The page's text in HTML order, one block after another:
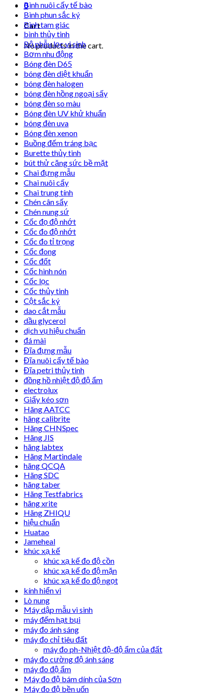
0
Cart
No products in the cart.
Bình nuôi cấy tế bào
Bình phun sắc ký
Bình tam giác
bình thủy tinh
Bộ phễu lọc vi sinh
Bơm nhu động
Bóng đèn D65
bóng đèn diệt khuẩn
bóng đèn halogen
bóng đèn hồng ngoại sấy
bóng đèn so màu
Bóng đèn UV khử khuẩn
bóng đèn uva
Bóng đèn xenon
Buồng đếm tráng bạc
Burette thủy tinh
bút thử căng sức bề mặt
Chai đựng mẫu
Chai nuôi cấy
Chai trung tính
Chén cân sấy
Chén nung sứ
Cốc đọ độ nhớt
Cốc đo độ nhớt
Cốc đo tỉ trọng
Cốc đong
Cốc đốt
Cốc hình nón
Cốc lọc
Cốc thủy tinh
Cột sắc ký
dao cắt mẫu
dầu glycerol
dịch vụ hiệu chuẩn
đá mài
Đĩa đựng mẫu
Đĩa nuôi cấy tế bào
Đĩa petri thủy tinh
đồng hồ nhiệt độ độ ẩm
electrolux
Giấy kéo sơn
Hãng AATCC
hãng calibrite
Hãng CHNSpec
Hãng JIS
hãng labtex
Hãng Martindale
hãng QCQA
Hãng SDC
hãng taber
Hãng Testfabrics
hãng xrite
Hãng ZHIQU
hiệu chuẩn
Huatao
Jameheal
khúc xạ kế
khúc xạ kế đo độ cồn
khúc xạ kế đo độ mặn
khúc xạ kế đo độ ngọt
kính hiển vi
Lò nung
Máy dập mẫu vi sinh
máy đếm hạt bụi
máy đo ánh sáng
máy đo chỉ tiêu đất
máy đo ph-Nhiệt độ-độ ẩm của đất
máy đo cường độ ánh sáng
máy đo độ ẩm
Máy đo độ bám dính của Sơn
Máy đo độ bền uốn